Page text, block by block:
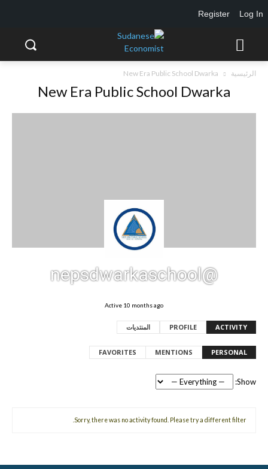
الرئيسية New Era Public School Dwarka
New Era Public School Dwarka
@nepsdwarkaschool
Active 10 months ago
ACTIVITY
PROFILE المنتديات
PERSONAL
MENTIONS
FAVORITES
Show:
Sorry, there was no activity found. Please try a different filter.
Log In
Register